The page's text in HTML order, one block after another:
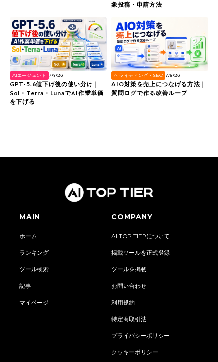
象投稿・申請方法
AIエージェント 7/8/26
GPT-5.6値下げ後の使い分け｜
Sol・Terra・LunaでAI作業単価
を下げる
AIライティング・SEO 7/8/26
AIO対策を売上につなげる方法｜
質問ログで作る改善ループ
MAIN
ホーム
ランキング
ツール検索
記事
マイページ
COMPANY
AI TOP TIERについて
掲載ツールを正式登録
ツールを掲載
お問い合わせ
利用規約
特定商取引法
プライバシーポリシー
クッキーポリシー